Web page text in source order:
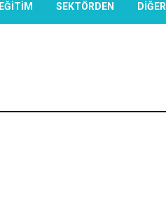
EĞİTİM SEKTÖRDEN DIĞER